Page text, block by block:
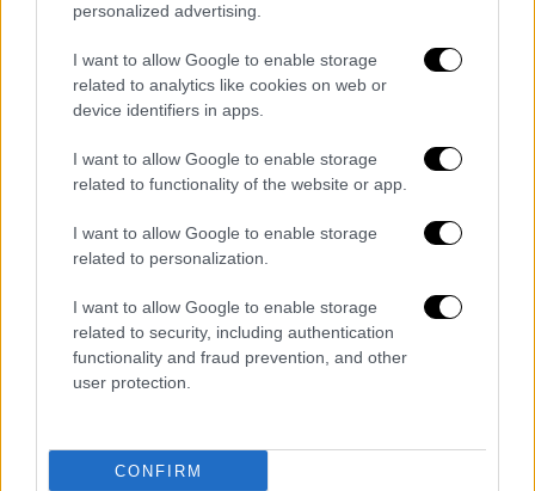
personalized advertising.
I want to allow Google to enable storage
related to analytics like cookies on web or
device identifiers in apps.
I want to allow Google to enable storage
related to functionality of the website or app.
I want to allow Google to enable storage
related to personalization.
I want to allow Google to enable storage
related to security, including authentication
functionality and fraud prevention, and other
user protection.
CONFIRM